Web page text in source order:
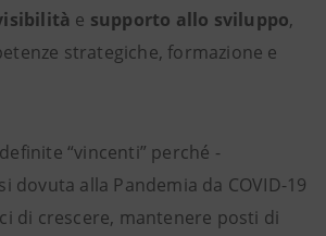
e supporto allo sviluppo,
strategiche, formazione e
“vincenti” perché -
dovuta alla Pandemia da COVID-19
di crescere, mantenere posti di